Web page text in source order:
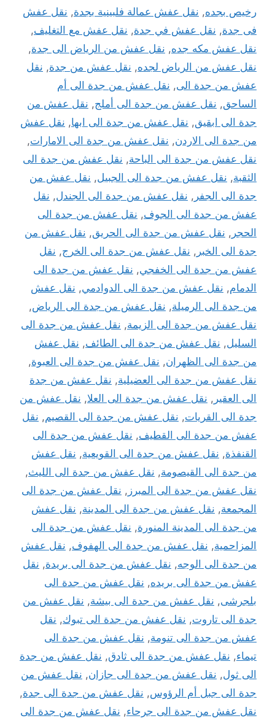
رخيص بجده, نقل عفش عمالة فلبينية بجدة, نقل عفش
فى جدة, نقل عفش في جدة, نقل عفش مع التغليف,
نقل عفش مكه جده, نقل عفش من الرياض الى جدة,
نقل عفش من الرياض لجده, نقل عفش من جدة, نقل
عفش من جدة الى, نقل عفش من جدة الى أم
الساحق, نقل عفش من جدة الى أملج, نقل عفش من
جدة الى ابقيق, نقل عفش من جدة الى ابها, نقل عفش
من جدة الى الاردن, نقل عفش من جدة الى الامارات,
نقل عفش من جدة الى الباحة, نقل عفش من جدة الى
الثقبة, نقل عفش من جدة الى الجبيل, نقل عفش من
جدة الى الجفر , نقل عفش من جدة الى الجندل, نقل
عفش من جدة الى الجوف, نقل عفش من جدة الى
الحجر , نقل عفش من جدة الى الحريق, نقل عفش من
جدة الى الخبر , نقل عفش من جدة الى الخرج, نقل
عفش من جدة الى الخفجي, نقل عفش من جدة الى
الدمام, نقل عفش من جدة الى الدوادمي, نقل عفش
من جدة الى الرميلة, نقل عفش من جدة الى الرياض,
نقل عفش من جدة الى الزيمة, نقل عفش من جدة الى
السليل, نقل عفش من جدة الى الطائف, نقل عفش
من جدة الى الظهران, نقل عفش من جدة الى العبوة,
نقل عفش من جدة الى العضيلية, نقل عفش من جدة
الى العقير , نقل عفش من جدة الى العلا, نقل عفش من
جدة الى القريات, نقل عفش من جدة الى القصيم, نقل
عفش من جدة الى القطيف, نقل عفش من جدة الى
القنفذة, نقل عفش من جدة الى القويعية, نقل عفش
من جدة الى القيصومة, نقل عفش من جدة الى الليث,
نقل عفش من جدة الى المبرز , نقل عفش من جدة الى
المجمعة, نقل عفش من جدة الى المدينة, نقل عفش
من جدة الى المدينة المنورة, نقل عفش من جدة الى
المزاحمية, نقل عفش من جدة الى الهفوف, نقل عفش
من جدة الى الوجه, نقل عفش من جدة الى بريدة, نقل
عفش من جدة الى بريده, نقل عفش من جدة الى
بلجرشى, نقل عفش من جدة الى بيشة, نقل عفش من
جدة الى تاروت, نقل عفش من جدة الى تبوك, نقل
عفش من جدة الى تنومة, نقل عفش من جدة الى
تيماء, نقل عفش من جدة الى ثادق, نقل عفش من جدة
الى ثول, نقل عفش من جدة الى جازان, نقل عفش من
جدة الى جبل أم الرؤوس, نقل عفش من جدة الى جدة,
نقل عفش من جدة الى جرحاء, نقل عفش من جدة الى